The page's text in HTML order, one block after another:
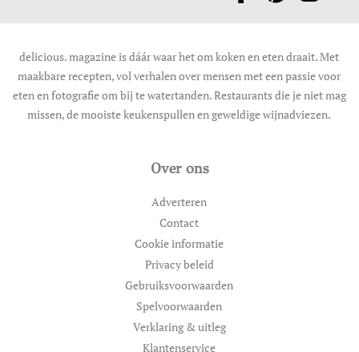
delicious. magazine is dáár waar het om koken en eten draait. Met
maakbare recepten, vol verhalen over mensen met een passie voor
eten en fotografie om bij te watertanden. Restaurants die je niet mag
missen, de mooiste keukenspullen en geweldige wijnadviezen.
Over ons
Adverteren
Contact
Cookie informatie
Privacy beleid
Gebruiksvoorwaarden
Spelvoorwaarden
Verklaring & uitleg
Klantenservice